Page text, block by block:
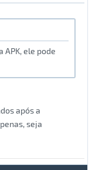
APK, ele pode
após a
seja